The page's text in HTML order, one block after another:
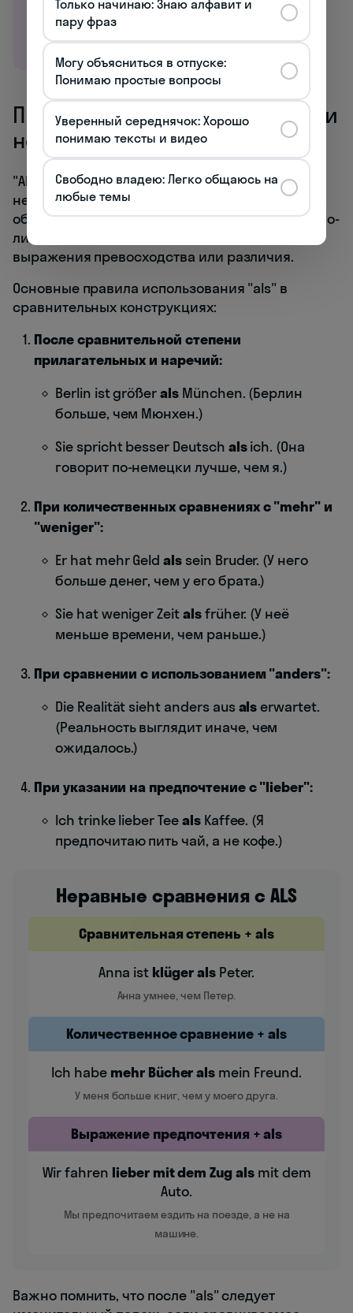
Правила использования als при
неравных сравнениях
"Als" в немецком языке становится
незаменимым, когда речь идёт о сравнении
объектов, обладающих разной степенью какого-
либо качества. Это ключевое слово для
выражения превосходства или различия.
Основные правила использования "als" в
сравнительных конструкциях:
После сравнительной степени
прилагательных и наречий:
Berlin ist größeralsMünchen. (Берлин
больше, чем Мюнхен.)
Sie spricht besser Deutsch alsich. (Она
говорит по-немецки лучше, чем я.)
При количественных сравнениях с "mehr" и
"weniger":
Er hat mehr Geldals sein Bruder. (У него
больше денег, чем у его брата.)
Sie hat weniger Zeitalsfrüher. (У неё
меньше времени, чем раньше.)
При сравнении с использованием "anders":
Die Realität sieht anders ausalserwartet.
(Реальность выглядит иначе, чем
ожидалось.)
При указании на предпочтение с "lieber":
Ich trinke lieber TeealsKaffee. (Я
предпочитаю пить чай, а не кофе.)
Неравные сравнения с ALS
Сравнительная степень + als
Anna ist klüger alsPeter.
Анна умнее, чем Петер.
Количественное сравнение + als
Ich habe mehr Bücher als mein Freund.
У меня больше книг, чем у моего друга.
Выражение предпочтения + als
Wir fahren lieber mit dem Zug alsmit dem
Auto.
Мы предпочитаем ездить на поезде, а не на
машине.
Важно помнить, что после "als" следует
Только начинаю: Знаю алфавит и
пару фраз
Могу объясниться в отпуске:
Понимаю простые вопросы
Уверенный середнячок: Хорошо
понимаю тексты и видео
Свободно владею: Легко общаюсь на
любые темы